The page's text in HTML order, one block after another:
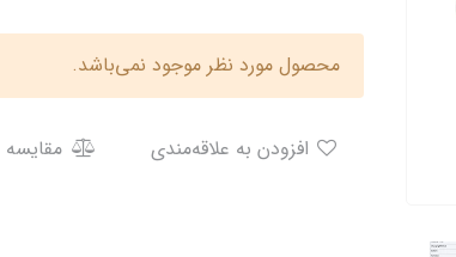
محصول مورد نظر موجود نمی‌باشد.
مقایسه